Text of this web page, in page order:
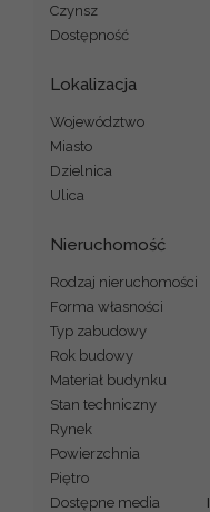
Czynsz
Dostępność
Lokalizacja
Województwo
Miasto
Dzielnica
Ulica
Nieruchomość
Rodzaj nieruchomości
Forma własności
Typ zabudowy
Rok budowy
Materiał budynku
Stan techniczny
Rynek
Powierzchnia
Piętro
Dostępne media